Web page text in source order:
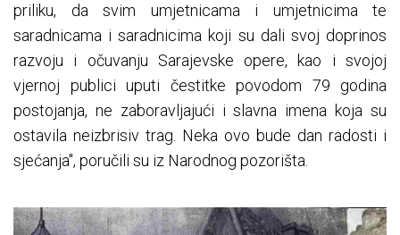
priliku, da svim umjetnicama i umjetnicima te
saradnicama i saradnicima koji su dali svoj doprinos
razvoju i očuvanju Sarajevske opere, kao i svojoj
vjernoj publici uputi čestitke povodom 79 godina
postojanja, ne zaboravljajući i slavna imena koja su
ostavila neizbrisiv trag. Neka ovo bude dan radosti i
sjećanja", poručili su iz Narodnog pozorišta.